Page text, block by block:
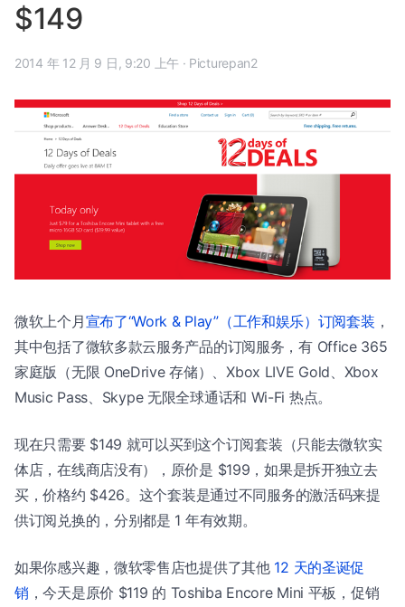
$149
2014 年 12 月 9 日, 9:20 上午 · Picturepan2
微软上个月宣布了“Work & Play”（工作和娱乐）订阅套装 ，
其中包括了微软多款云服务产品的订阅服务，有 Office 365
家庭版（无限 OneDrive 存储）、Xbox LIVE Gold、Xbox
Music Pass、Skype 无限全球通话和 Wi-Fi 热点。
现在只需要 $149 就可以买到这个订阅套装（只能去微软实
体店，在线商店没有），原价是 $199，如果是拆开独立去
买，价格约 $426。这个套装是通过不同服务的激活码来提
供订阅兑换的，分别都是 1 年有效期。
如果你感兴趣，微软零售店也提供了其他 12 天的圣诞促
销 ，今天是原价 $119 的 Toshiba Encore Mini 平板，促销